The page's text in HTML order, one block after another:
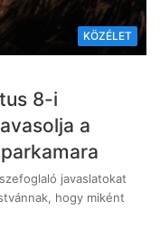
KÖZÉLET
8-i
a
javaslatokat
hogy miként